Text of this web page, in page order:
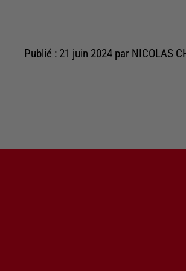
Publié : 21 juin 2024 par NICOLAS